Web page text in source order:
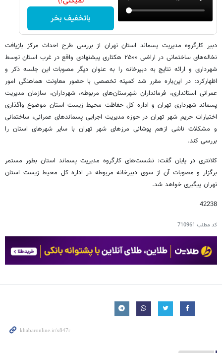
باتخفیف بخر
دبیر کارگروه مدیریت پسماند استان تهران از بررسی طرح احداث مرکز بازیافت
نخاله‌های ساختمانی در اراضی ۲۵۰۰ هکتاری پیشنهادی واقع در غرب استان توسط
شهرداری و ارائه نتایج به دبیرخانه را به عنوان دیگر مصوبات این جلسه ذکر و
اظهارکرد: در این‌باره مقرر شد کمیته تخصصی با حضور معاونت هماهنگی امور
عمرانی استانداری، فرمانداران شهرستان‌های مربوطه، شهرداران، سازمان مدیریت
پسماند شهرداری تهران و اداره کل حفاظت محیط زیست استان موضوع واگذاری
اختیارات حریم شهر تهران در حوزه مدیریت اجرایی پسماندهای عمرانی، ساختمانی
و مشکلات ناشی ازهم پوشانی مرزهای شهر تهران با سایر شهرهای استان را
بررسی کند.
کلانتری در پایان گفت: نشست‌های کارگروه مدیریت پسماند استان بطور مستمر
برگزار و مصوبات آن از سوی دبیرخانه مربوطه در اداره کل محیط زیست استان
تهران پیگیری خواهد شد.
42238
کد مطلب 710961